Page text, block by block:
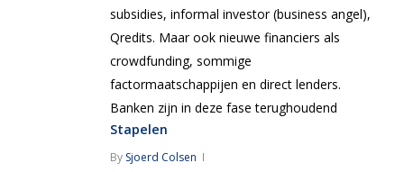
subsidies, informal investor (business angel),
Qredits. Maar ook nieuwe financiers als
crowdfunding, sommige
factormaatschappijen en direct lenders.
Banken zijn in deze fase terughoudend
Stapelen
By Sjoerd Colsen